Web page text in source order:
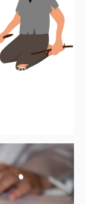
2024/7/7